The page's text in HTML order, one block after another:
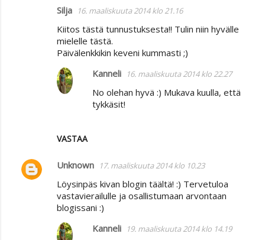
Silja 16. maaliskuuta 2014 klo 21.16
Kiitos tästä tunnustuksesta!! Tulin niin hyvälle
mielelle tästä.
Päivälenkkikin keveni kummasti ;)
VASTAA
Kanneli 16. maaliskuuta 2014 klo 22.27
No olehan hyvä :) Mukava kuulla, että
tykkäsit!
Unknown 17. maaliskuuta 2014 klo 10.23
Löysinpäs kivan blogin täältä! :) Tervetuloa
vastavierailulle ja osallistumaan arvontaan
blogissani :)
Kanneli 19. maaliskuuta 2014 klo 14.19